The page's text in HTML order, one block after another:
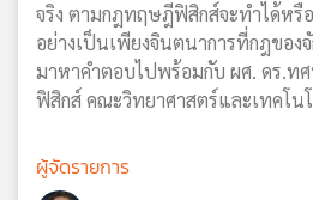
จริง ตามกฎทฤษฎีฟิสิกส์จะทำได้หรื
อย่างเป็นเพียงจินตนาการที่กฎขอ
มาหาคำตอบไปพร้อมกับ ผศ. ดร.ท
ฟิสิกส์ คณะวิทยาศาสตร์และเทคโน
ผู้จัดรายการ